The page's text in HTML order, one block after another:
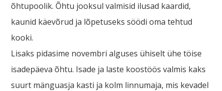
õhtupoolik. Õhtu jooksul valmisid ilusad kaardid,
kaunid käevõrud ja lõpetuseks söödi oma tehtud
kooki.
Lisaks pidasime novembri alguses ühiselt ühe töise
isadepäeva õhtu. Isade ja laste koostöös valmis kaks
suurt mänguasja kasti ja kolm linnumaja, mis kevadel